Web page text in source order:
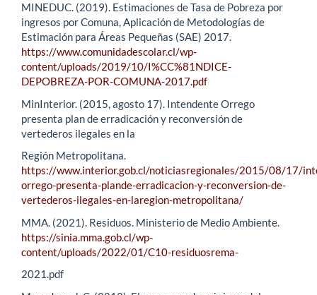
MINEDUC. (2019). Estimaciones de Tasa de Pobreza por
ingresos por Comuna, Aplicación de Metodologías de
Estimación para Áreas Pequeñas (SAE) 2017.
https://www.comunidadescolar.cl/wp-
content/uploads/2019/10/I%CC%81NDICE-
DEPOBREZA-POR-COMUNA-2017.pdf
MinInterior. (2015, agosto 17). Intendente Orrego
presenta plan de erradicación y reconversión de
vertederos ilegales en la
Región Metropolitana.
https://www.interior.gob.cl/noticiasregionales/2015/08/17/
orrego-presenta-plande-erradicacion-y-reconversion-de-
vertederos-ilegales-en-laregion-metropolitana/
MMA. (2021). Residuos. Ministerio de Medio Ambiente.
https://sinia.mma.gob.cl/wp-
content/uploads/2022/01/C10-residuosrema-
2021.pdf